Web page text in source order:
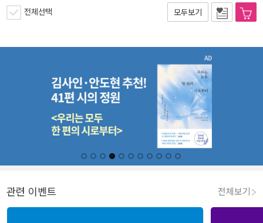
전체선택 모두보기
관련 이벤트 전체보기